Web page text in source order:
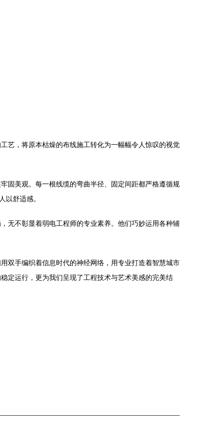
艺，将原本枯燥的布线施工转化为一幅幅令人惊叹的视觉
固美观。每一根线缆的弯曲半径、固定间距都严格遵循规
以舒适感。
无不彰显着弱电工程师的专业素养。他们巧妙运用各种辅
双手编织着信息时代的神经网络，用专业打造着智慧城市
定运行，更为我们呈现了工程技术与艺术美感的完美结